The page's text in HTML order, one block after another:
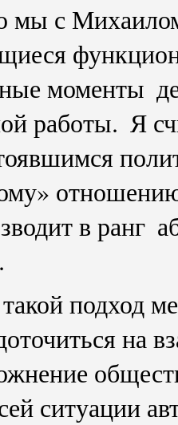
мы с
моменты
работы. Я
в ранг
подход
на
ситуации